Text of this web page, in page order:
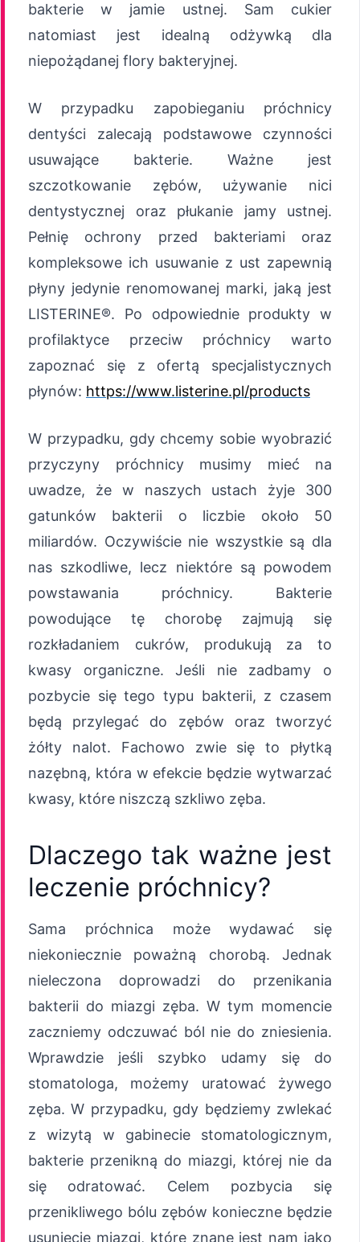
bakterie w jamie ustnej. Sam cukier
natomiast jest idealną odżywką dla
niepożądanej flory bakteryjnej.
W przypadku zapobieganiu próchnicy
dentyści zalecają podstawowe czynności
usuwające bakterie. Ważne jest
szczotkowanie zębów, używanie nici
dentystycznej oraz płukanie jamy ustnej.
Pełnię ochrony przed bakteriami oraz
kompleksowe ich usuwanie z ust zapewnią
płyny jedynie renomowanej marki, jaką jest
LISTERINE®. Po odpowiednie produkty w
profilaktyce przeciw próchnicy warto
zapoznać się z ofertą specjalistycznych
płynów: https://www.listerine.pl/products
W przypadku, gdy chcemy sobie wyobrazić
przyczyny próchnicy musimy mieć na
uwadze, że w naszych ustach żyje 300
gatunków bakterii o liczbie około 50
miliardów. Oczywiście nie wszystkie są dla
nas szkodliwe, lecz niektóre są powodem
powstawania próchnicy. Bakterie
powodujące tę chorobę zajmują się
rozkładaniem cukrów, produkują za to
kwasy organiczne. Jeśli nie zadbamy o
pozbycie się tego typu bakterii, z czasem
będą przylegać do zębów oraz tworzyć
żółty nalot. Fachowo zwie się to płytką
nazębną, która w efekcie będzie wytwarzać
kwasy, które niszczą szkliwo zęba.
Dlaczego tak ważne jest
leczenie próchnicy?
Sama próchnica może wydawać się
niekoniecznie poważną chorobą. Jednak
nieleczona doprowadzi do przenikania
bakterii do miazgi zęba. W tym momencie
zaczniemy odczuwać ból nie do zniesienia.
Wprawdzie jeśli szybko udamy się do
stomatologa, możemy uratować żywego
zęba. W przypadku, gdy będziemy zwlekać
z wizytą w gabinecie stomatologicznym,
bakterie przenikną do miazgi, której nie da
się odratować. Celem pozbycia się
przenikliwego bólu zębów konieczne będzie
usunięcie miazgi, które znane jest nam jako